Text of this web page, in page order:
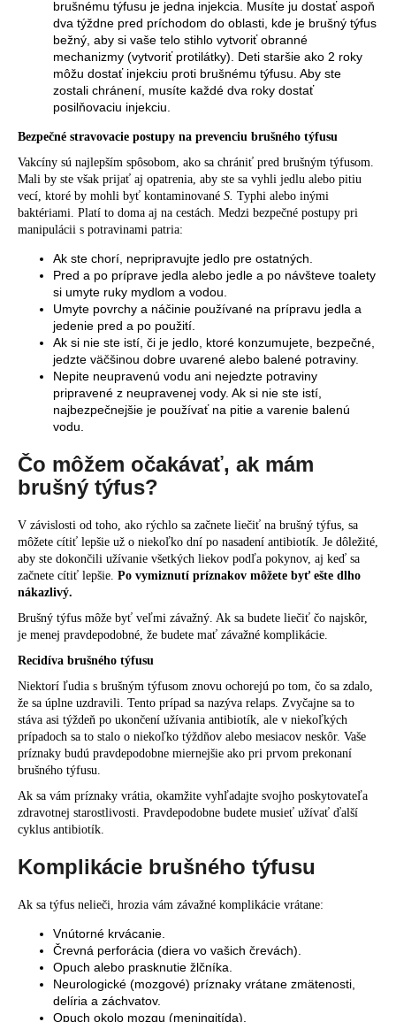
brušnému týfusu je jedna injekcia. Musíte ju dostať aspoň
dva týždne pred príchodom do oblasti, kde je brušný týfus
bežný, aby si vaše telo stihlo vytvoriť obranné
mechanizmy (vytvoriť protilátky). Deti staršie ako 2 roky
môžu dostať injekciu proti brušnému týfusu. Aby ste
zostali chránení, musíte každé dva roky dostať
posilňovaciu injekciu.
Bezpečné stravovacie postupy na prevenciu brušného týfusu
Vakcíny sú najlepším spôsobom, ako sa chrániť pred brušným týfusom.
Mali by ste však prijať aj opatrenia, aby ste sa vyhli jedlu alebo pitiu
vecí, ktoré by mohli byť kontaminované S. Typhi alebo inými
baktériami. Platí to doma aj na cestách. Medzi bezpečné postupy pri
manipulácii s potravinami patria:
Ak ste chorí, nepripravujte jedlo pre ostatných.
Pred a po príprave jedla alebo jedle a po návšteve toalety
si umyte ruky mydlom a vodou.
Umyte povrchy a náčinie používané na prípravu jedla a
jedenie pred a po použití.
Ak si nie ste istí, či je jedlo, ktoré konzumujete, bezpečné,
jedzte väčšinou dobre uvarené alebo balené potraviny.
Nepite neupravenú vodu ani nejedzte potraviny
pripravené z neupravenej vody. Ak si nie ste istí,
najbezpečnejšie je používať na pitie a varenie balenú
vodu.
Čo môžem očakávať, ak mám
brušný týfus?
V závislosti od toho, ako rýchlo sa začnete liečiť na brušný týfus, sa
môžete cítiť lepšie už o niekoľko dní po nasadení antibiotík. Je dôležité,
aby ste dokončili užívanie všetkých liekov podľa pokynov, aj keď sa
začnete cítiť lepšie. Po vymiznutí príznakov môžete byť ešte dlho
nákazlivý.
Brušný týfus môže byť veľmi závažný. Ak sa budete liečiť čo najskôr,
je menej pravdepodobné, že budete mať závažné komplikácie.
Recidíva brušného týfusu
Niektorí ľudia s brušným týfusom znovu ochorejú po tom, čo sa zdalo,
že sa úplne uzdravili. Tento prípad sa nazýva relaps. Zvyčajne sa to
stáva asi týždeň po ukončení užívania antibiotík, ale v niekoľkých
prípadoch sa to stalo o niekoľko týždňov alebo mesiacov neskôr. Vaše
príznaky budú pravdepodobne miernejšie ako pri prvom prekonaní
brušného týfusu.
Ak sa vám príznaky vrátia, okamžite vyhľadajte svojho poskytovateľa
zdravotnej starostlivosti. Pravdepodobne budete musieť užívať ďalší
cyklus antibiotík.
Komplikácie brušného týfusu
Ak sa týfus nelieči, hrozia vám závažné komplikácie vrátane:
Vnútorné krvácanie.
Črevná perforácia (diera vo vašich črevách).
Opuch alebo prasknutie žlčníka.
Neurologické (mozgové) príznaky vrátane zmätenosti,
delíria a záchvatov.
Opuch okolo mozgu (meningitída).